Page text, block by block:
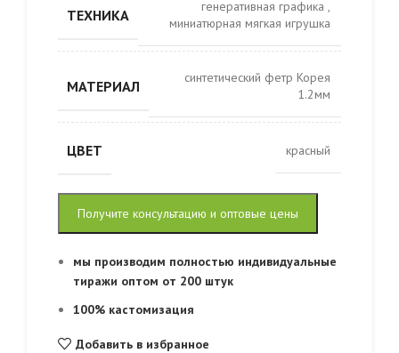
ТЕХНИКА генеративная графика ,
миниатюрная мягкая игрушка
МАТЕРИАЛ
синтетический фетр Корея
1.2мм
ЦВЕТ красный
Получите консультацию и оптовые цены
мы производим полностью индивидуальные
тиражи оптом от 200 штук
100% кастомизация
Добавить в избранное